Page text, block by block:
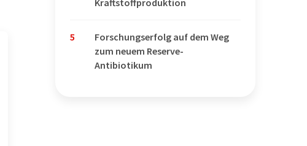
Kraftstoffproduktion
5
Forschungserfolg auf dem Weg
zum neuem Reserve-
Antibiotikum